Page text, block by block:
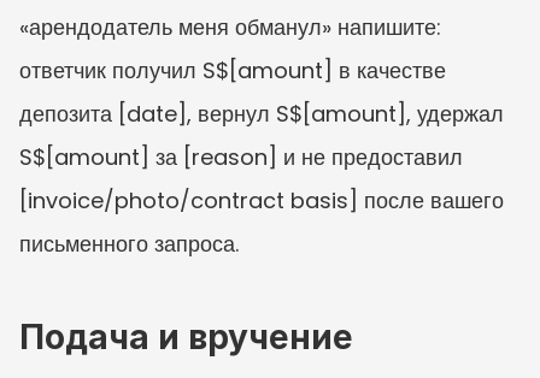
«арендодатель меня обманул» напишите:
ответчик получил S$[amount] в качестве
депозита [date], вернул S$[amount], удержал
S$[amount] за [reason] и не предоставил
[invoice/photo/contract basis] после вашего
письменного запроса.
Подача и вручение